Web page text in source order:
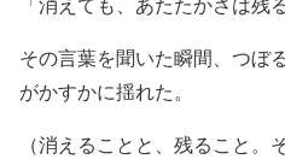
「消えても、あたたかさは残
その言葉を聞いた瞬間、つぼ
がかすかに揺れた。
（消えることと、残ること。